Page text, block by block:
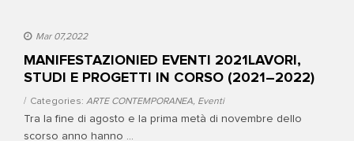
Mar 07,2022
MANIFESTAZIONIED EVENTI 2021LAVORI,
STUDI E PROGETTI IN CORSO (2021–2022)
Categories: ARTE CONTEMPORANEA, Eventi
Tra la fine di agosto e la prima metà di novembre dello
scorso anno hanno ...